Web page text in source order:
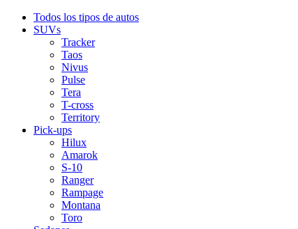
Todos los tipos de autos
SUVs
Tracker
Taos
Nivus
Pulse
Tera
T-cross
Territory
Pick-ups
Hilux
Amarok
S-10
Ranger
Rampage
Montana
Toro